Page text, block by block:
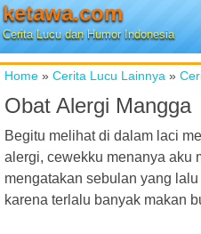
ketawa.com
Cerita Lucu dan Humor Indonesia
Home » Cerita Lucu Lainnya »
Obat Alergi Mangga
Begitu melihat di dalam laci
alergi, cewekku menanya aku
mengatakan sebulan yang
karena terlalu banyak makan